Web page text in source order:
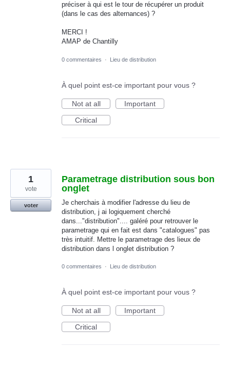
préciser à qui est le tour de récupérer un produit
(dans le cas des alternances) ?
MERCI !
AMAP de Chantilly
0 commentaires · Lieu de distribution
À quel point est-ce important pour vous ?
Not at all
Important
Critical
Parametrage distribution sous bon
onglet
Je cherchais à modifier l'adresse du lieu de
distribution, j ai logiquement cherché
dans..."distribution".... galéré pour retrouver le
parametrage qui en fait est dans "catalogues" pas
très intuitif. Mettre le parametrage des lieux de
distribution dans l onglet distribution ?
1
vote
voter
0 commentaires · Lieu de distribution
À quel point est-ce important pour vous ?
Not at all
Important
Critical